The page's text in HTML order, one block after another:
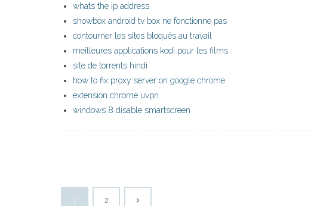
whats the ip address
showbox android tv box ne fonctionne pas
contourner les sites bloqués au travail
meilleures applications kodi pour les films
site de torrents hindi
how to fix proxy server on google chrome
extension chrome uvpn
windows 8 disable smartscreen
1 2